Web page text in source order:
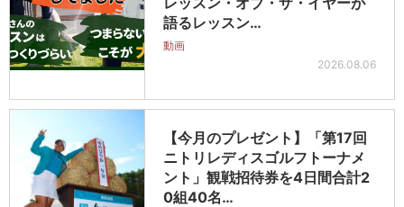
語るレッスン…
動画
2026.08.06
【今月のプレゼント】「第17回
ニトリレディスゴルフトーナメ
ント」観戦招待券を4日間合計2
0組40名…